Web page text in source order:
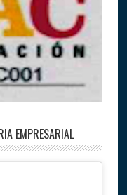
EMPRESARIAL